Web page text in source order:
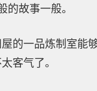
故事一般。
的一品炼制室能
客气了。